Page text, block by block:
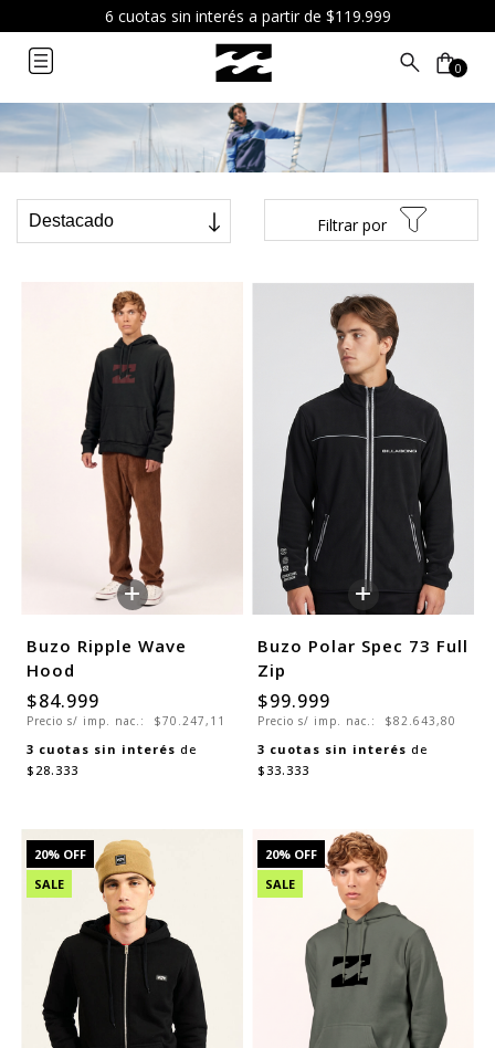
Buzos Envío gratis a partir de $99.999
0
Filtrar por
+
Buzo Ripple Wave
Hood
$84.999
Precio s/ imp. nac.: $70.247,11
3 cuotas sin interés de
$28.333
+
Buzo Polar Spec 73 Full
Zip
$99.999
Precio s/ imp. nac.: $82.643,80
3 cuotas sin interés de
$33.333
20% OFF
SALE
20% OFF
SALE